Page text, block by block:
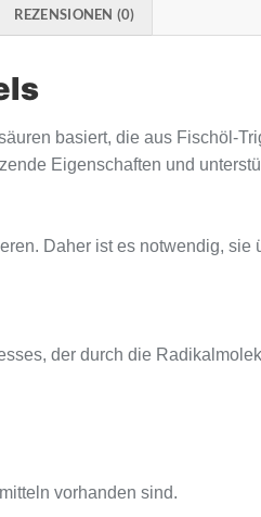
REZENSIONEN (0)
basiert, die aus Fischöl-
Eigenschaften und
Daher ist es notwendig, sie
der durch die
vorhanden sind.